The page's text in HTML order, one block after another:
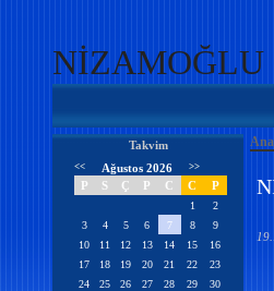
NİZAMOĞLU
Takvim
<< Ağustos 2026 >>
P S Ç P C C P
1
2
3
4 5 6 7 8
9
10
11 12 13 14 15
16
17
18 19 20 21 22
23
24
25 26 27 28 29
30